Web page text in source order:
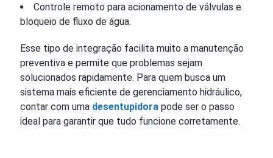
Controle remoto para acionamento de válvulas e
bloqueio de fluxo de água.
Esse tipo de integração facilita muito a manutenção
preventiva e permite que problemas sejam
solucionados rapidamente. Para quem busca um
sistema mais eficiente de gerenciamento hidráulico,
contar com uma desentupidora pode ser o passo
ideal para garantir que tudo funcione corretamente.